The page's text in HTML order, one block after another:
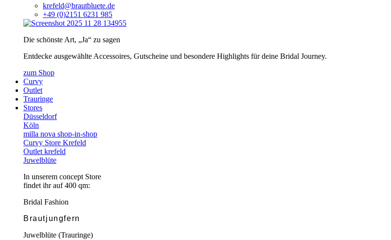
krefeld@brautbluete.de
+49 (0)2151 6231 985
Die schönste Art, „Ja“ zu sagen
Entdecke ausgewählte Accessoires, Gutscheine und besondere Highlights für deine Bridal Journey.
zum Shop
Curvy
Outlet
Trauringe
Stores
Düsseldorf
Köln
milla nova shop-in-shop
Curvy Store Krefeld
Outlet krefeld
Juwelblüte
In unserem concept Store
findet ihr auf 400 qm:
Bridal Fashion
Brautjungfern
Juwelblüte (Trauringe)